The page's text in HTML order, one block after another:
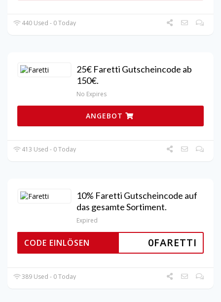
440 Used - 0 Today
25€ Faretti Gutscheincode ab
150€.
No Expires
ANGEBOT
413 Used - 0 Today
10% Faretti Gutscheincode auf
das gesamte Sortiment.
Expired
0FARETTI
CODE EINLÖSEN
389 Used - 0 Today